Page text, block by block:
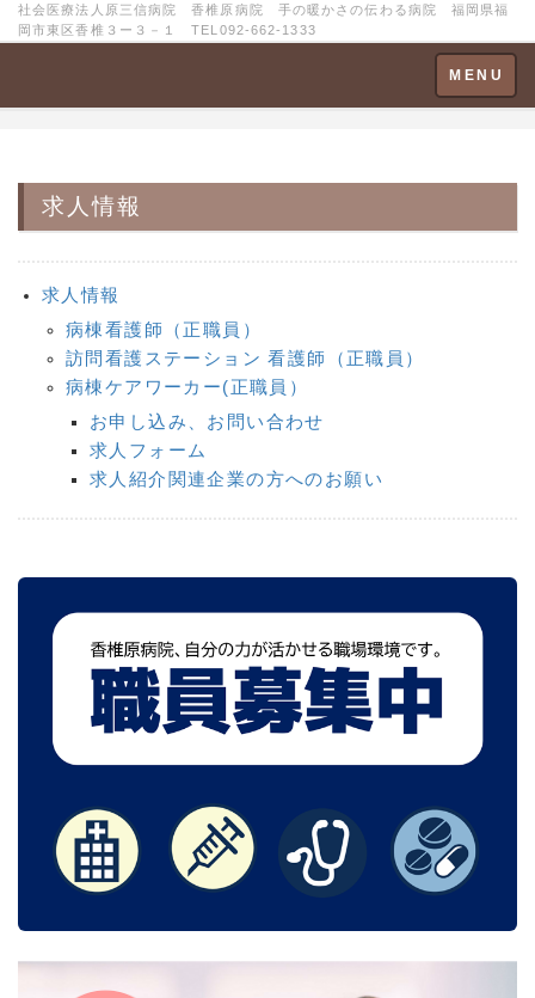
社会医療法人原三信病院 香椎原病院 手の暖かさの伝わる病院 福岡県福
岡市東区香椎３ー３－１ TEL092-662-1333
Toggle
navigation
MENU
求人情報
求人情報
病棟看護師（正職員）
訪問看護ステーション 看護師（正職員）
病棟ケアワーカー(正職員）
お申し込み、お問い合わせ
求人フォーム
求人紹介関連企業の方へのお願い